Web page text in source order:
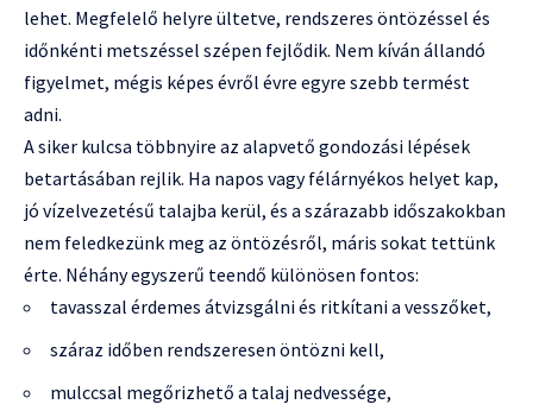
lehet. Megfelelő helyre ültetve, rendszeres öntözéssel és
időnkénti metszéssel szépen fejlődik. Nem kíván állandó
figyelmet, mégis képes évről évre egyre szebb termést
adni.
A siker kulcsa többnyire az alapvető gondozási lépések
betartásában rejlik. Ha napos vagy félárnyékos helyet kap,
jó vízelvezetésű talajba kerül, és a szárazabb időszakokban
nem feledkezünk meg az öntözésről, máris sokat tettünk
érte. Néhány egyszerű teendő különösen fontos:
tavasszal érdemes átvizsgálni és ritkítani a vesszőket,
száraz időben rendszeresen öntözni kell,
mulccsal megőrizhető a talaj nedvessége,